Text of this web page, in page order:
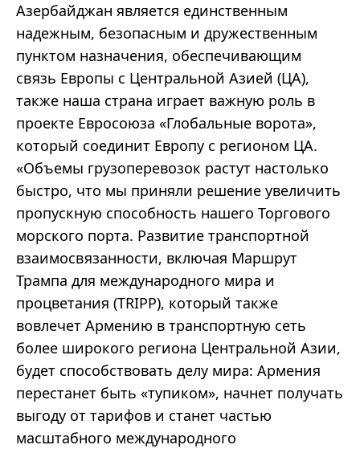
Азербайджан является единственным
надежным, безопасным и дружественным
пунктом назначения, обеспечивающим
связь Европы с Центральной Азией (ЦА),
также наша страна играет важную роль в
проекте Евросоюза «Глобальные ворота»,
который соединит Европу с регионом ЦА.
«Объемы грузоперевозок растут настолько
быстро, что мы приняли решение увеличить
пропускную способность нашего Торгового
морского порта. Развитие транспортной
взаимосвязанности, включая Маршрут
Трампа для международного мира и
процветания (TRIPP), который также
вовлечет Армению в транспортную сеть
более широкого региона Центральной Азии,
будет способствовать делу мира: Армения
перестанет быть «тупиком», начнет получать
выгоду от тарифов и станет частью
масштабного международного